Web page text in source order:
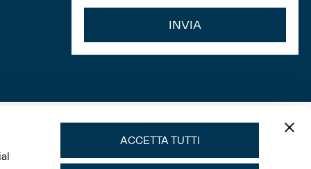
ACCETTA TUTTI
INVIA